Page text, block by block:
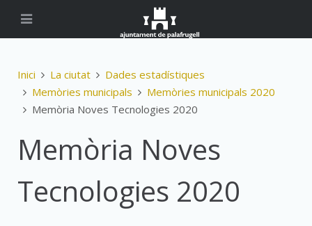
Inici La ciutat
Dades estadístiques
Memòries municipals
Memòries municipals 2020
Memòria Noves Tecnologies 2020
Memòria Noves
Tecnologies 2020